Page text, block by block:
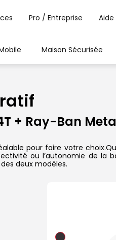
Pro / Entreprise Aide
Maison Sécurisée
+ Ray-Ban
pour faire votre
ou l’autonomie de
deux modèles.